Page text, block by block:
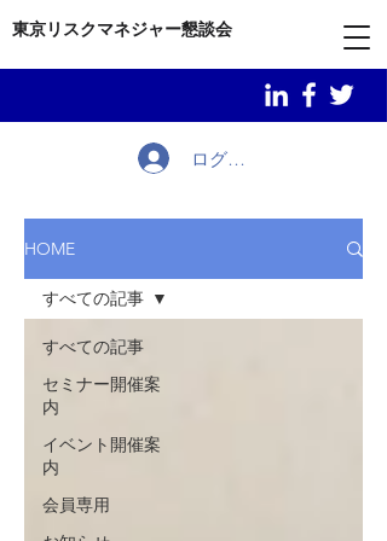
東京リスクマネジャー懇談会
ログイン
HOME
すべての記事
セミナー開催案
内
イベント開催案
内
会員専用
すべての記事